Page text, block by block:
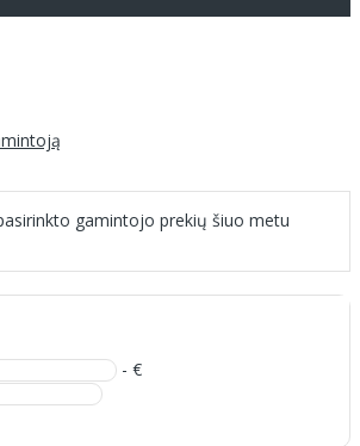
gamintojo prekių šiuo metu
- €